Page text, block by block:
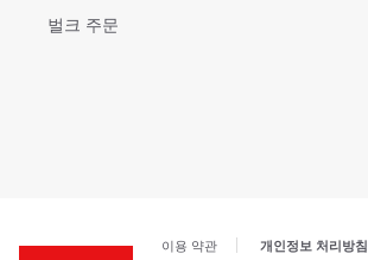
벌크 주문
이용 약관 개인정보 처리방침